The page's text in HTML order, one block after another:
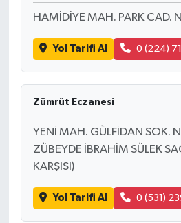
HAMİDİYE MAH. PARK CAD.
Yol Tarifi Al 0 (224)
Zümrüt Eczanesi
YENİ MAH. GÜLFİDAN SOK.
ZÜBEYDE İBRAHİM SÜLEK
KARŞISI)
Yol Tarifi Al 0 (531)